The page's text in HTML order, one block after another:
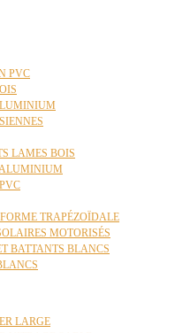
PVC
LAMES BOIS
TRAPÉZOÏDALE
MOTORISÉS
BATTANTS BLANCS
LARGE